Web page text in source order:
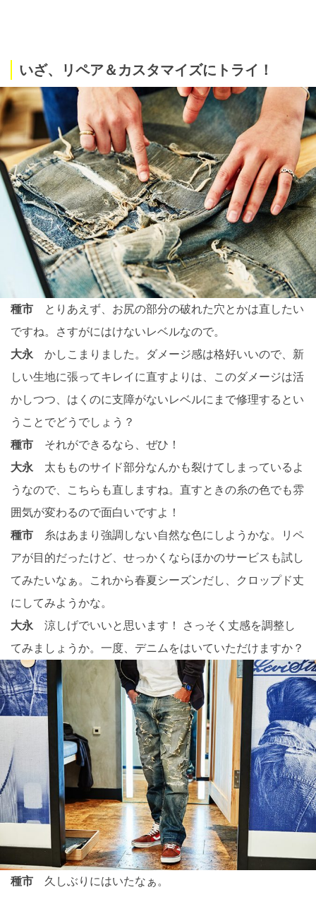
いざ、リペア＆カスタマイズにトライ！
種市 とりあえず、お尻の部分の破れた穴とかは直したい
ですね。さすがにはけないレベルなので。
大永 かしこまりました。ダメージ感は格好いいので、新
しい生地に張ってキレイに直すよりは、このダメージは活
かしつつ、はくのに支障がないレベルにまで修理するとい
うことでどうでしょう？
種市 それができるなら、ぜひ！
大永 太もものサイド部分なんかも裂けてしまっているよ
うなので、こちらも直しますね。直すときの糸の色でも雰
囲気が変わるので面白いですよ！
種市 糸はあまり強調しない自然な色にしようかな。リペ
アが目的だったけど、せっかくならほかのサービスも試し
てみたいなぁ。これから春夏シーズンだし、クロップド丈
にしてみようかな。
大永 涼しげでいいと思います！ さっそく丈感を調整し
てみましょうか。一度、デニムをはいていただけますか？
種市 久しぶりにはいたなぁ。